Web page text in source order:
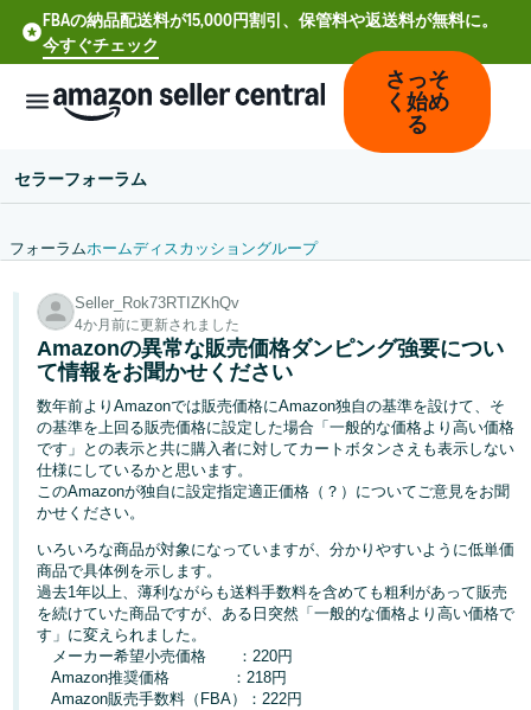
FBAの納品配送料が15,000円割引、保管料や返送料が無料に。
今すぐチェック
文
-
CN
Deutsch
- DE
Español
- ES
Français
- FR
Italiano
- IT
さっそ
く始め
る
セラーフォーラム
フォーラムホームディスカッショングループ
Seller_Rok73RTIZKhQv
4か月前に更新されました
Amazonの異常な販売価格ダンピング強要につい
て情報をお聞かせください
数年前よりAmazonでは販売価格にAmazon独自の基準を設けて、そ
の基準を上回る販売価格に設定した場合「一般的な価格より高い価格
です」との表示と共に購入者に対してカートボタンさえも表示しない
仕様にしているかと思います。
このAmazonが独自に設定指定適正価格（？）についてご意見をお聞
かせください。
いろいろな商品が対象になっていますが、分かりやすいように低単価
商品で具体例を示します。
過去1年以上、薄利ながらも送料手数料を含めても粗利があって販売
を続けていた商品ですが、ある日突然「一般的な価格より高い価格で
す」に変えられました。
メーカー希望小売価格 ：220円
Amazon推奨価格 ：218円
Amazon販売手数料（FBA）：222円